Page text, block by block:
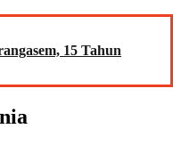
15 Tahun